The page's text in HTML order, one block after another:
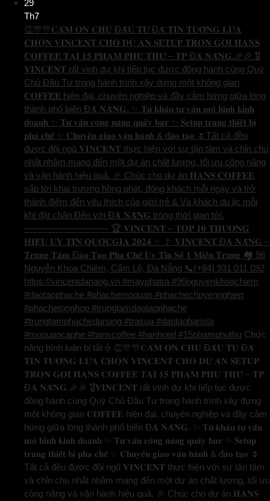
29
Th7
👏🎊🎊𝐂𝐀̉𝐌 𝐎̛𝐍 𝐂𝐇𝐔̉ Đ𝐀̂̀𝐔 𝐓𝐔̛ Đ𝐀̃ 𝐓𝐈𝐍 𝐓𝐔̛𝐎̛̉𝐍𝐆 𝐋𝐔̛̣𝐀
𝐂𝐇𝐎̣𝐍 𝐕𝐈𝐍𝐂𝐄𝐍𝐓 𝐂𝐇𝐎 𝐃𝐔̛̣ 𝐀́𝐍 𝐒𝐄𝐓𝐔𝐏 𝐓𝐑𝐎̣𝐍 𝐆𝐎́𝐈 𝐇𝐀𝐍𝐒
𝐂𝐎𝐅𝐅𝐄𝐄 𝐓𝐀̣𝐈 𝟏𝟓 𝐏𝐇𝐀̣𝐌 𝐏𝐇𝐔́ 𝐓𝐇𝐔̛́ – 𝐓𝐏 Đ𝐀̀ 𝐍𝐀̆̃𝐍𝐆.🎉🎉 🎖️
𝐕𝐈𝐍𝐂𝐄𝐍𝐓 rất vinh dự khi tiếp tục được đồng hành cùng Quý
Chủ Đầu Tư trong hành trình xây dựng một không gian
𝐂𝐎𝐅𝐅𝐄𝐄 hiện đại, chuyên nghiệp và đầy cảm hứng giữa lòng
thành phố biển Đ𝐀̀ 𝐍𝐀̆̃𝐍𝐆. ✨ 𝐓𝐮̛̀ 𝐤𝐡𝐚̂𝐮 𝐭𝐮̛ 𝐯𝐚̂́𝐧 𝐦𝐨̂ 𝐡𝐢̀𝐧𝐡 𝐤𝐢𝐧𝐡
𝐝𝐨𝐚𝐧𝐡 ✨ 𝐓𝐮̛ 𝐯𝐚̂́𝐧 𝐜𝐨̂𝐧𝐠 𝐧𝐚̆𝐧𝐠 𝐪𝐮𝐚̂̀𝐲 𝐛𝐚𝐫 ✨ 𝐒𝐞𝐭𝐮𝐩 𝐭𝐫𝐚𝐧𝐠 𝐭𝐡𝐢𝐞̂́𝐭 𝐛𝐢̣
𝐩𝐡𝐚 𝐜𝐡𝐞̂́ ✨ 𝐂𝐡𝐮𝐲𝐞̂̉𝐧 𝐠𝐢𝐚𝐨 𝐯𝐚̣̂𝐧 𝐡𝐚̀𝐧𝐡 & đ𝐚̀𝐨 𝐭𝐚̣𝐨 🌷Tất cả đều
được đội ngũ 𝐕𝐈𝐍𝐂𝐄𝐍𝐓 thực hiện với sự tận tâm và chỉn chu
nhất nhằm mang đến một dự án chất lượng, tối ưu công năng
và vận hành hiệu quả. 🎉 Chúc cho dự án 𝐇𝐀𝐍𝐒 𝐂𝐎𝐅𝐅𝐄𝐄
sắp tới khai trương hồng phát, đông khách mỗi ngày và trở
thành điểm đến yêu thích của giới trẻ & Và khách du lịc mỗi
khi đặt chân Đến với Đ𝐀̀ 𝐍𝐀̆̃𝐍𝐆 trong thời gian tới.
—————————- 🏆 𝐕𝐈𝐍𝐂𝐄𝐍𝐓 – 𝐓𝐎𝐏 𝟏𝟎 𝐓𝐇𝐔̛𝐎̛𝐍𝐆
𝐇𝐈𝐄̣̂𝐔 𝐔𝐘 𝐓𝐈́𝐍 𝐐𝐔𝐎̂́𝐂𝐆𝐈𝐀 𝟐𝟎𝟐𝟒 ✨ 🚩 𝐕𝐈𝐍𝐂𝐄𝐍𝐓 Đ𝐀̀ 𝐍𝐀̆̃𝐍𝐆 –
𝐓𝐫𝐮𝐧𝐠 𝐓𝐚̂𝐦 Đ𝐚̀𝐨 𝐓𝐚̣𝐨 𝐏𝐡𝐚 𝐂𝐡𝐞̂́ 𝐔𝐲 𝐓𝐢́𝐧 𝐒𝐨̂́ 𝟏 𝐌𝐢𝐞̂̀𝐧 𝐓𝐫𝐮𝐧𝐠 🏘️ 96
Nguyễn Khoa Chiêm, Cẩm Lệ, Đà Nẵng 📞(+84) 931 011 092
https://vincentdanang.vn #mayphatra #96nguyenkhoachiem
#daotaophache #phachemoquan #phachechuyennghiep
#phachetonghop #trungtamdaotaophache
#trungtamphachedanang #trasua #daotaobarista
#moquancaphe #hanscoffee #hanhotel #15phamphuthu Chức
năng bình luận bị tắt ở 👏🎊🎊𝐂𝐀̉𝐌 𝐎̛𝐍 𝐂𝐇𝐔̉ Đ𝐀̂̀𝐔 𝐓𝐔̛ Đ𝐀̃
𝐓𝐈𝐍 𝐓𝐔̛𝐎̛̉𝐍𝐆 𝐋𝐔̛̣𝐀 𝐂𝐇𝐎̣𝐍 𝐕𝐈𝐍𝐂𝐄𝐍𝐓 𝐂𝐇𝐎 𝐃𝐔̛̣ 𝐀́𝐍 𝐒𝐄𝐓𝐔𝐏
𝐓𝐑𝐎̣𝐍 𝐆𝐎́𝐈 𝐇𝐀𝐍𝐒 𝐂𝐎𝐅𝐅𝐄𝐄 𝐓𝐀̣𝐈 𝟏𝟓 𝐏𝐇𝐀̣𝐌 𝐏𝐇𝐔́ 𝐓𝐇𝐔̛́ – 𝐓𝐏
Đ𝐀̀ 𝐍𝐀̆̃𝐍𝐆.🎉🎉 🎖️𝐕𝐈𝐍𝐂𝐄𝐍𝐓 rất vinh dự khi tiếp tục được
đồng hành cùng Quý Chủ Đầu Tư trong hành trình xây dựng
một không gian 𝐂𝐎𝐅𝐅𝐄𝐄 hiện đại, chuyên nghiệp và đầy cảm
hứng giữa lòng thành phố biển Đ𝐀̀ 𝐍𝐀̆̃𝐍𝐆. ✨ 𝐓𝐮̛̀ 𝐤𝐡𝐚̂𝐮 𝐭𝐮̛ 𝐯𝐚̂́𝐧
𝐦𝐨̂ 𝐡𝐢̀𝐧𝐡 𝐤𝐢𝐧𝐡 𝐝𝐨𝐚𝐧𝐡 ✨ 𝐓𝐮̛ 𝐯𝐚̂́𝐧 𝐜𝐨̂𝐧𝐠 𝐧𝐚̆𝐧𝐠 𝐪𝐮𝐚̂̀𝐲 𝐛𝐚𝐫 ✨ 𝐒𝐞𝐭𝐮𝐩
𝐭𝐫𝐚𝐧𝐠 𝐭𝐡𝐢𝐞̂́𝐭 𝐛𝐢̣ 𝐩𝐡𝐚 𝐜𝐡𝐞̂́ ✨ 𝐂𝐡𝐮𝐲𝐞̂̉𝐧 𝐠𝐢𝐚𝐨 𝐯𝐚̣̂𝐧 𝐡𝐚̀𝐧𝐡 & đ𝐚̀𝐨 𝐭𝐚̣𝐨 🌷
Tất cả đều được đội ngũ 𝐕𝐈𝐍𝐂𝐄𝐍𝐓 thực hiện với sự tận tâm
và chỉn chu nhất nhằm mang đến một dự án chất lượng, tối ưu
công năng và vận hành hiệu quả. 🎉 Chúc cho dự án 𝐇𝐀𝐍𝐒